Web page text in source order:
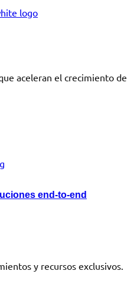
aceleran el crecimiento de
end-to-end
y recursos exclusivos.